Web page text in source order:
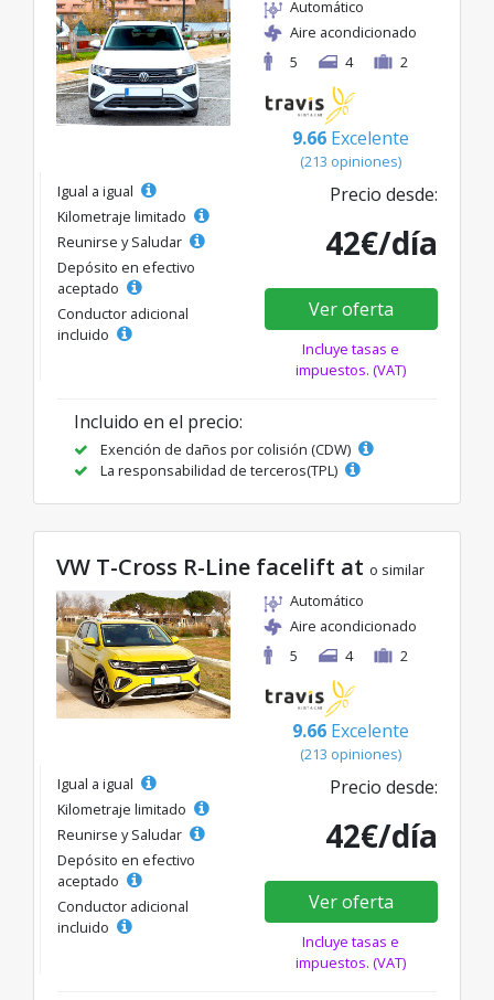
Automático
Aire acondicionado
5
4 2
9.66 Excelente
(213 opiniones)
Igual a igual
Kilometraje limitado
Reunirse y Saludar
Depósito en efectivo
aceptado
Conductor adicional
incluido
Precio desde:
42€/día
Ver oferta
Incluye tasas e
impuestos. (VAT)
Incluido en el precio:
Exención de daños por colisión (CDW)
La responsabilidad de terceros(TPL)
VW T-Cross R-Line facelift at o similar
Automático
Aire acondicionado
5
4 2
9.66 Excelente
(213 opiniones)
Igual a igual
Kilometraje limitado
Reunirse y Saludar
Depósito en efectivo
aceptado
Conductor adicional
incluido
Precio desde:
42€/día
Ver oferta
Incluye tasas e
impuestos. (VAT)